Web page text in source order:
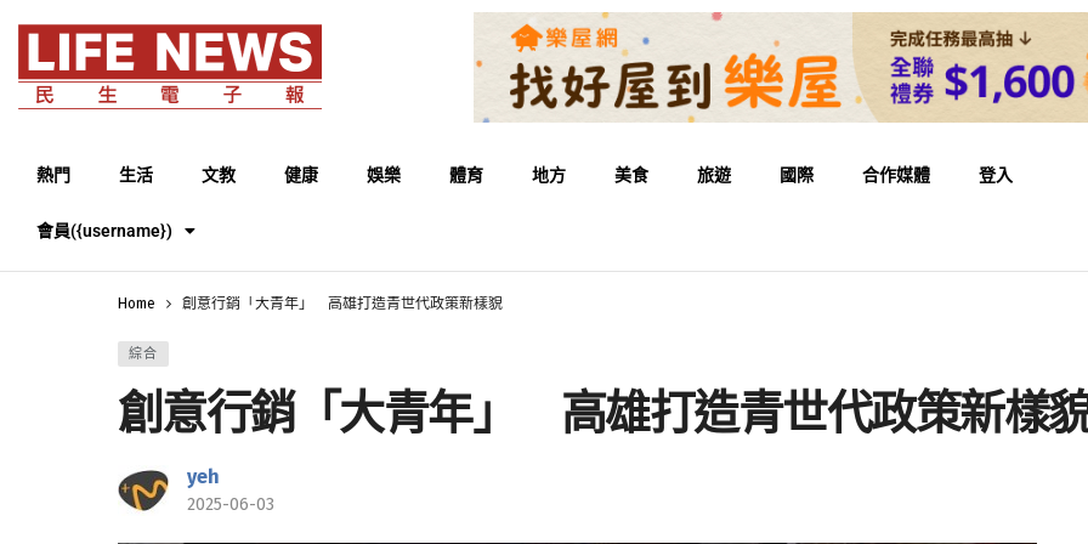
熱門 生活 文教 健康 娛樂 體育 地方 美食 旅遊 國際 合作媒體 登入
會員({username})
Home 創意行銷「大青年」 高雄打造青世代政策新樣貌
綜合
創意行銷「大青年」 高雄打造青世代政策新樣
yeh
2025-06-03